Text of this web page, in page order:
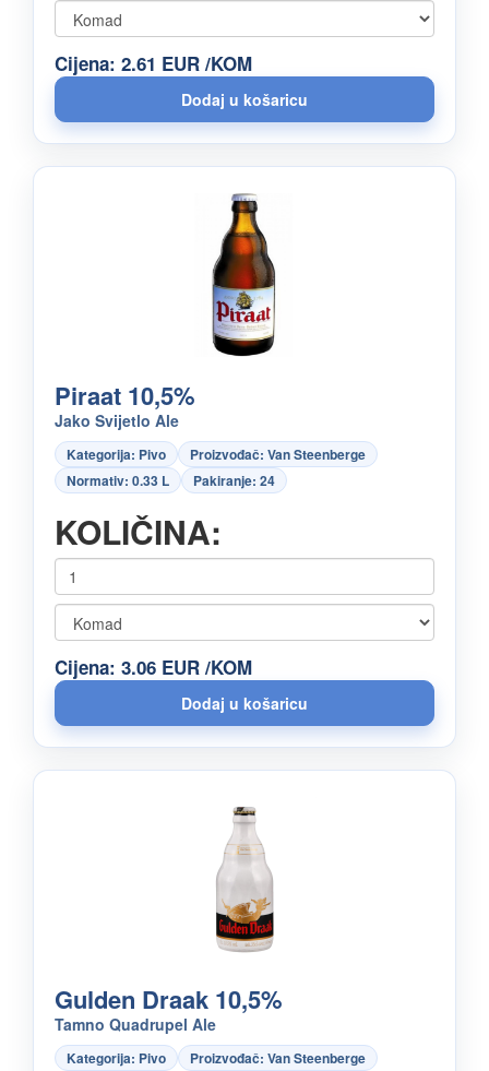
Cijena: 2.61 EUR /KOM
Piraat 10,5%
Jako Svijetlo Ale
Kategorija: Pivo
Proizvođač: Van Steenberge
Normativ: 0.33 L
Pakiranje: 24
KOLIČINA:
Cijena: 3.06 EUR /KOM
Gulden Draak 10,5%
Tamno Quadrupel Ale
Kategorija: Pivo
Proizvođač: Van Steenberge